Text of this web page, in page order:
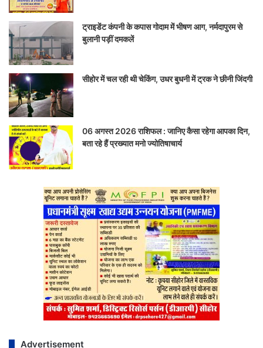
ट्राइडेंट कंपनी के कपास गोदाम में भीषण आग, नर्मदापुरम से
बुलानी पड़ीं दमकलें
सीहोर में चल रही थी चेकिंग, उधर बुधनी में ट्रक ने छीनी जिंदगी
06 अगस्त 2026 राशिफल : जानिए कैसा रहेगा आपका दिन,
बता रहे हैं प्रख्यात मनो ज्योतिषाचार्य
Advertisement